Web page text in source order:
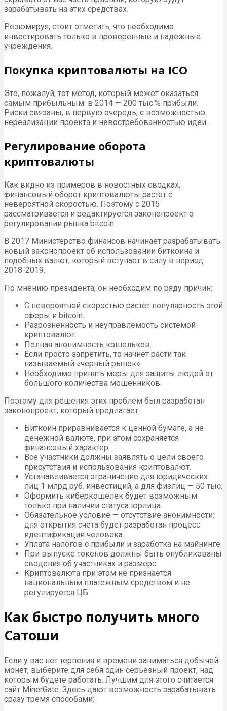
зарабатывать на этих средствах.
Резюмируя, стоит отметить, что необходимо
инвестировать только в проверенные и надежные
учреждения.
Покупка криптовалюты на ICO
Это, пожалуй, тот метод, который может оказаться
самым прибыльным: в 2014 — 200 тыс.% прибыли.
Риски связаны, в первую очередь, с возможностью
нереализации проекта и невостребованностью идеи.
Регулирование оборота
криптовалюты
Как видно из примеров в новостных сводках,
финансовый оборот криптовалюты растет с
невероятной скоростью. Поэтому с 2015
рассматривается и редактируется законопроект о
регулировании рынка bitcoin.
В 2017 Министерство финансов начинает разрабатывать
новый законопроект об использовании биткоина и
подобных валют, который вступает в силу в период
2018-2019.
По мнению президента, он необходим по ряду причин:
С невероятной скоростью растет популярность этой
сферы и bitcoin.
Разрозненность и неуправлемость системой
криптовалют.
Полная анонимность кошельков.
Если просто запретить, то начнет расти так
называемый «черный рынок».
Необходимо принять меры для защиты людей от
большого количества мошенников.
Поэтому для решения этих проблем был разработан
законопроект, который предлагает:
Биткоин приравнивается к ценной бумаге, а не
денежной валюте, при этом сохраняется
финансовый характер.
Все участники должны заявлять о цели своего
присутствия и использования криптовалют.
Устанавливается ограничение для юридических
лиц 1 млрд руб. инвестиций, а для физлиц — 50 тыс.
Оформить киберкошелек будет возможным
только при наличии статуса юрлица.
Обязательное условие — отсутствие анонимности:
для открытия счета будет разработан процесс
идентификации человека.
Уплата налогов с прибыли и заработка на майнинге.
При выпуске токенов должны быть опубликованы
сведения об участниках и размере.
Криптовалюта при этом не признается
национальным платежным средством и не
регулируется ЦБ.
Как быстро получить много
Сатоши
Если у вас нет терпения и времени заниматься добычей
монет, выберите для себя один серьезный проект, над
которым будете работать. Лучшим для этого считается
сайт MinerGate. Здесь дают возможность зарабатывать
сразу тремя способами: